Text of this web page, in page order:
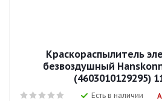
Краскораспылитель
безвоздушный
(4603010129295)
Есть в наличии